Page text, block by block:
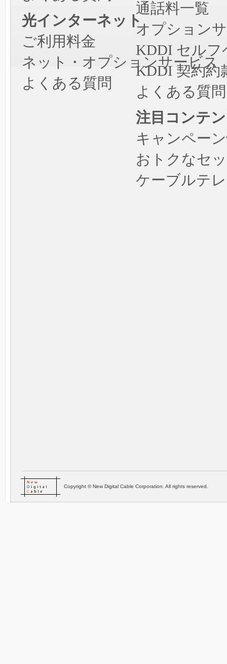
光インターネット
ご利用料金
ネット・オプションサービス
よくある質問
通話料一覧
オプション
KDDI セルフ
KDDI 契約約
よくある質問
注目コンテ
キャンペー
おトクなセ
ケーブルテ
Copyright © New Digital Cable Corporation. All rights reserved.